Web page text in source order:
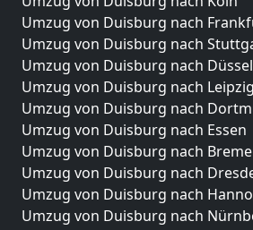
Umzug von Duisburg nach
Umzug von Duisburg nach
Umzug von Duisburg nach
Umzug von Duisburg nach Leipzig
Umzug von Duisburg nach
Umzug von Duisburg nach Essen
Umzug von Duisburg nach
Umzug von Duisburg nach
Umzug von Duisburg nach
Umzug von Duisburg nach